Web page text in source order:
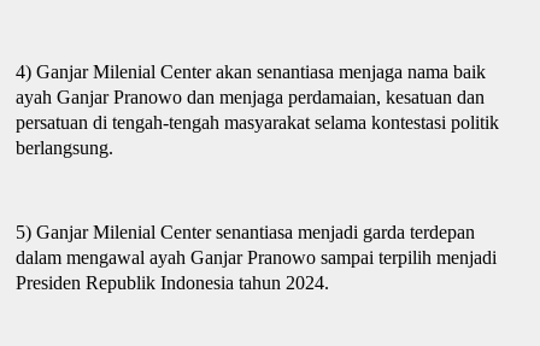
4) Ganjar Milenial Center akan senantiasa menjaga nama baik
ayah Ganjar Pranowo dan menjaga perdamaian, kesatuan dan
persatuan di tengah-tengah masyarakat selama kontestasi politik
berlangsung.
5) Ganjar Milenial Center senantiasa menjadi garda terdepan
dalam mengawalayah Ganjar Pranowosampaiterpilih menjadi
Presiden Republik Indonesiatahun 2024.